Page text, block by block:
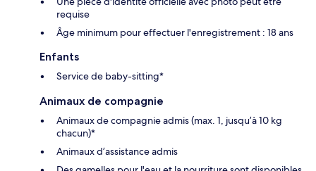
requise
Âge minimum pour effectuer l'enregistrement : 18 ans
Enfants
Service de baby-sitting*
Animaux de compagnie
Animaux de compagnie admis (max. 1, jusqu’à 10 kg
chacun)*
Animaux d’assistance admis